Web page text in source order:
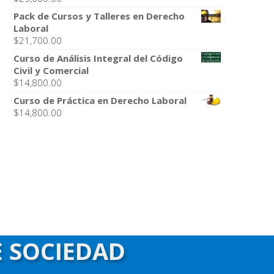
Pack de Cursos y Talleres en Derecho
Laboral
$21,700.00
Curso de Análisis Integral del Código
Civil y Comercial
$14,800.00
Curso de Práctica en Derecho Laboral
$14,800.00